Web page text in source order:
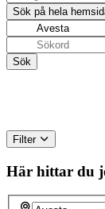
Filter
Här hittar du